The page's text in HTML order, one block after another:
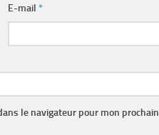
E-mail*
le navigateur pour mon prochain